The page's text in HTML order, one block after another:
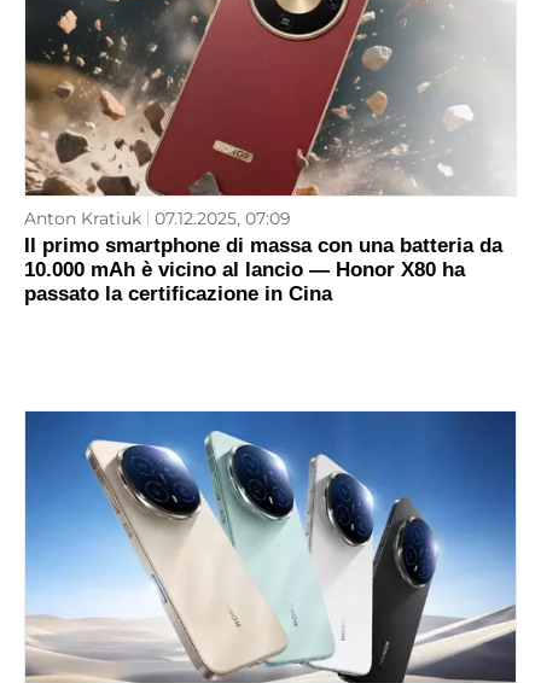
Anton Kratiuk 07.12.2025, 07:09
Il primo smartphone di massa con una batteria da
10.000 mAh è vicino al lancio — Honor X80 ha
passato la certificazione in Cina